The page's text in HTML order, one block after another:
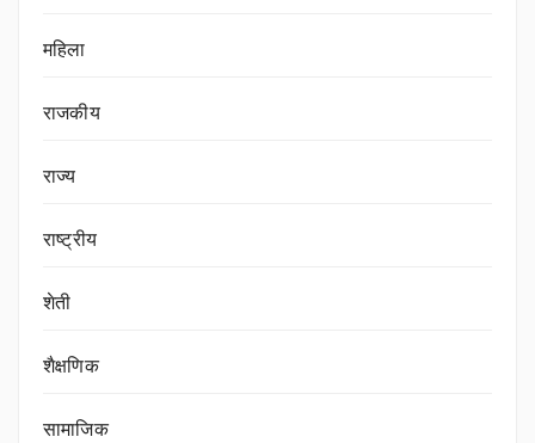
महिला
राजकीय
राज्य
राष्ट्रीय
शेती
शैक्षणिक
सामाजिक